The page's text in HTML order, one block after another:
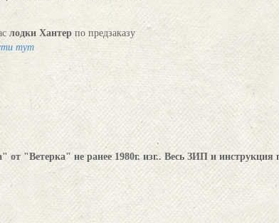
лодки Хантер по предзаказу
тут
от "Ветерка" не ранее 1980г. изг.. Весь ЗИП и инструкция